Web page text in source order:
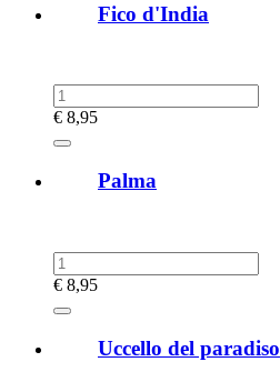
Fico d'India
€ 8,95
Palma
€ 8,95
Uccello del paradiso